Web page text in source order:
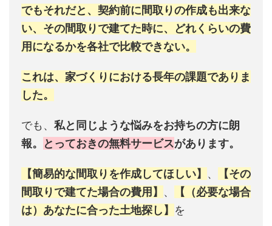
でもそれだと、契約前に間取りの作成も出来な
い、その間取りで建てた時に、どれくらいの費
用になるかを各社で比較できない。
これは、家づくりにおける長年の課題でありま
した。
でも、 私と同じような悩みをお持ちの方に朗
報。
とっておきの無料サービスがあります。
【簡易的な間取りを作成してほしい】 、
【その
間取りで建てた場合の費用】 、
【（必要な場合
は）あなたに合った土地探し】 を